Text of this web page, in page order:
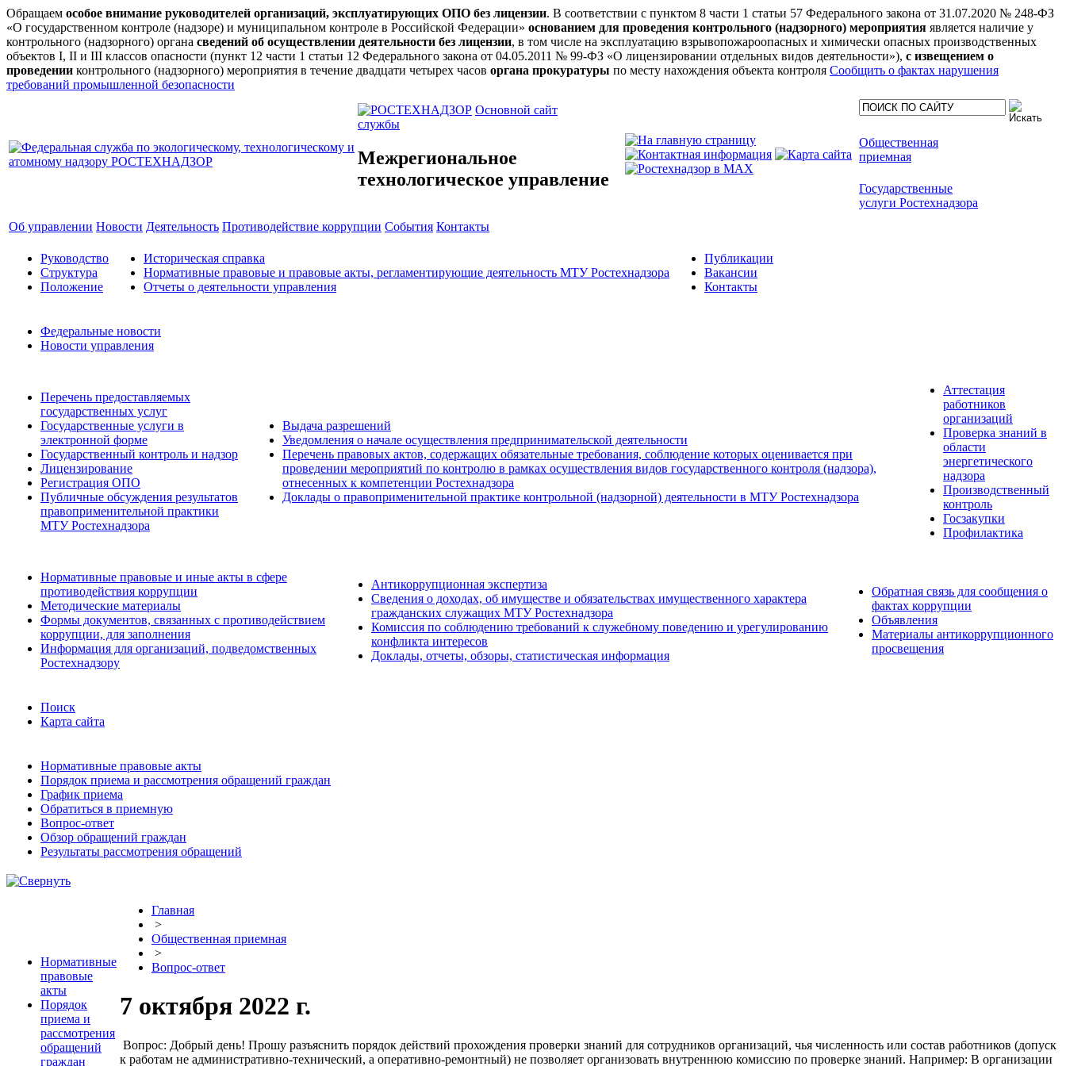
Обращаем особое внимание руководителей организаций, эксплуатирующих ОПО без лицензии. В соответствии с пунктом 8 части 1 статьи 57 Федерального закона от 31.07.2020 № 248-ФЗ
«О государственном контроле (надзоре) и муниципальном контроле в Российской Федерации» основанием для проведения контрольного (надзорного) мероприятия является наличие у
контрольного (надзорного) органа сведений об осуществлении деятельности без лицензии, в том числе на эксплуатацию взрывопожароопасных и химически опасных производственных
объектов I, II и III классов опасности (пункт 12 части 1 статьи 12 Федерального закона от 04.05.2011 № 99-ФЗ «О лицензировании отдельных видов деятельности»), с извещением о
проведении контрольного (надзорного) мероприятия в течение двадцати четырех часов органа прокуратуры по месту нахождения объекта контроля Сообщить о фактах нарушения
требований промышленной безопасности
Основной сайт
службы
Межрегиональное
технологическое управление
Общественная
приемная
Государственные
услуги Ростехнадзора
Об управлении Новости Деятельность Противодействие коррупции События Контакты
Руководство
Структура
Положение
Историческая справка
Нормативные правовые и правовые акты, регламентирующие деятельность МТУ Ростехнадзора
Отчеты о деятельности управления
Публикации
Вакансии
Контакты
Федеральные новости
Новости управления
Перечень предоставляемых
государственных услуг
Государственные услуги в
электронной форме
Государственный контроль и надзор
Лицензирование
Регистрация ОПО
Публичные обсуждения результатов
правоприменительной практики
МТУ Ростехнадзора
Выдача разрешений
Уведомления о начале осуществления предпринимательской деятельности
Перечень правовых актов, содержащих обязательные требования, соблюдение которых оценивается при
проведении мероприятий по контролю в рамках осуществления видов государственного контроля (надзора),
отнесенных к компетенции Ростехнадзора
Доклады о правоприменительной практике контрольной (надзорной) деятельности в МТУ Ростехнадзора
Аттестация
работников
организаций
Проверка знаний в
области
энергетического
надзора
Производственный
контроль
Госзакупки
Профилактика
Нормативные правовые и иные акты в сфере
противодействия коррупции
Методические материалы
Формы документов, связанных с противодействием
коррупции, для заполнения
Информация для организаций, подведомственных
Ростехнадзору
Антикоррупционная экспертиза
Сведения о доходах, об имуществе и обязательствах имущественного характера
гражданских служащих МТУ Ростехнадзора
Комиссия по соблюдению требований к служебному поведению и урегулированию
конфликта интересов
Доклады, отчеты, обзоры, статистическая информация
Обратная связь для сообщения о
фактах коррупции
Объявления
Материалы антикоррупционного
просвещения
Поиск
Карта сайта
Нормативные правовые акты
Порядок приема и рассмотрения обращений граждан
График приема
Обратиться в приемную
Вопрос-ответ
Обзор обращений граждан
Результаты рассмотрения обращений
Нормативные
правовые
акты
Порядок
приема и
рассмотрения
обращений
граждан
Главная
>
Общественная приемная
>
Вопрос-ответ
7 октября 2022 г.
Вопрос: Добрый день! Прошу разъяснить порядок действий прохождения проверки знаний для сотрудников организаций, чья численность или состав работников (допуск
к работам не административно-технический, а оперативно-ремонтный) не позволяет организовать внутреннюю комиссию по проверке знаний. Например: В организации